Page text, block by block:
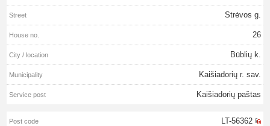
Strėvos g.
26
Būblių k.
Kaišiadorių r. sav.
Kaišiadorių paštas
LT-56362